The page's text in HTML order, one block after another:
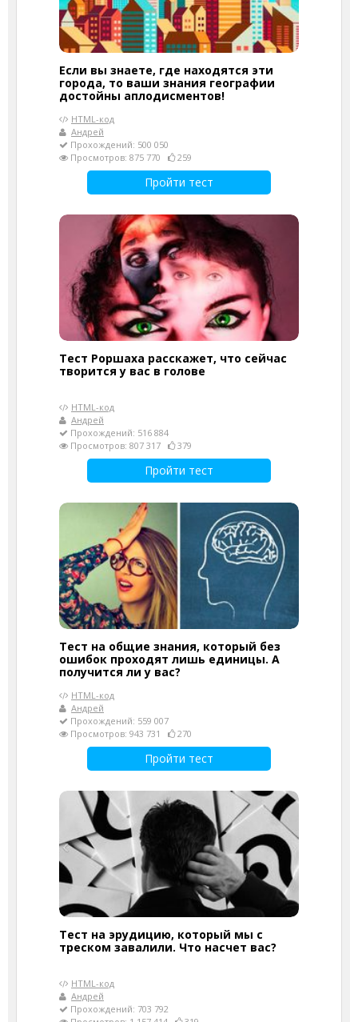
Если вы знаете, где находятся эти
города, то ваши знания географии
достойны аплодисментов!
HTML-код
Андрей
Прохождений: 500 050
Просмотров: 875 770
259
Пройти тест
Тест Роршаха расскажет, что сейчас
творится у вас в голове
HTML-код
Андрей
Прохождений: 516 884
Просмотров: 807 317
379
Пройти тест
Тест на общие знания, который без
ошибок проходят лишь единицы. А
получится ли у вас?
HTML-код
Андрей
Прохождений: 559 007
Просмотров: 943 731
270
Пройти тест
Тест на эрудицию, который мы с
треском завалили. Что насчет вас?
HTML-код
Андрей
Прохождений: 703 792